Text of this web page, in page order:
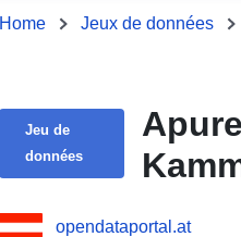
Home Jeux de données
Jeu de
données
opendataportal.at